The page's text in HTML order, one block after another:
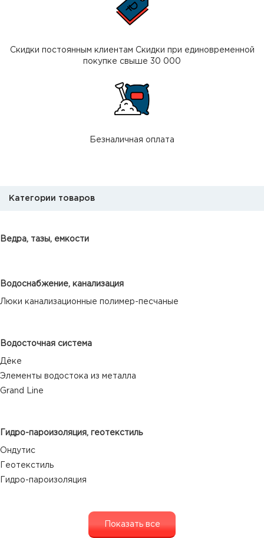
Скидки постоянным клиентам Скидки при единовременной
покупке свыше 30 000
Безналичная оплата
Категории товаров
Ведра, тазы, емкости
Водоснабжение, канализация
Люки канализационные полимер-песчаные
Водосточная система
Дёке
Элементы водостока из металла
Grand Line
Гидро-пароизоляция, геотекстиль
Ондутис
Геотекстиль
Гидро-пароизоляция
Показать все